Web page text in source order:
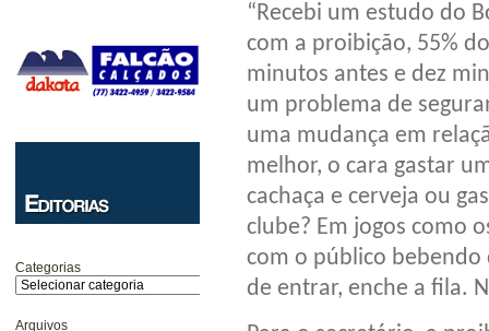
Categorias
Arquivos
“Recebi um estudo do
com a proibição, 55%
minutos antes e dez
um problema de
uma mudança em
melhor, o cara gastar
cachaça e cerveja ou
clube? Em jogos como
com o público bebendo
de entrar, enche a fila.